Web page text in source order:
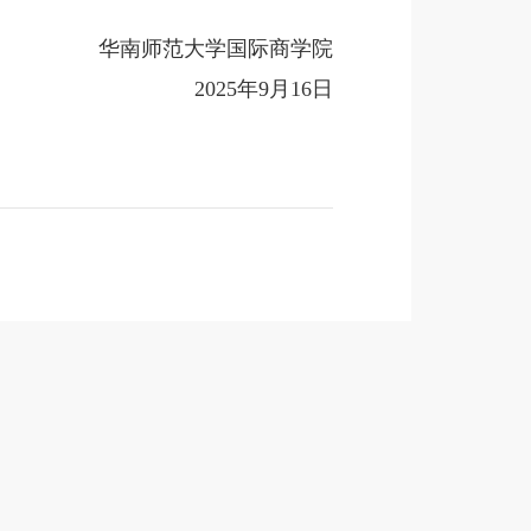
华南师范大学国际商学院
2025年9月16日